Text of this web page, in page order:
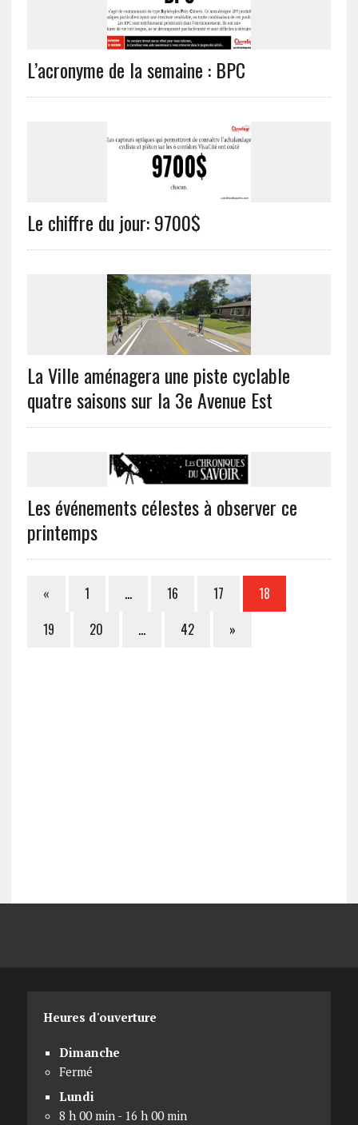
L’acronyme de la semaine : BPC
Le chiffre du jour: 9700$
La Ville aménagera une piste cyclable
quatre saisons sur la 3e Avenue Est
Les événements célestes à observer ce
printemps
« 1 … 16 17
18
19
20 … 42 »
Heures d'ouverture
Dimanche
Fermé
Lundi
8 h 00 min - 16 h 00 min